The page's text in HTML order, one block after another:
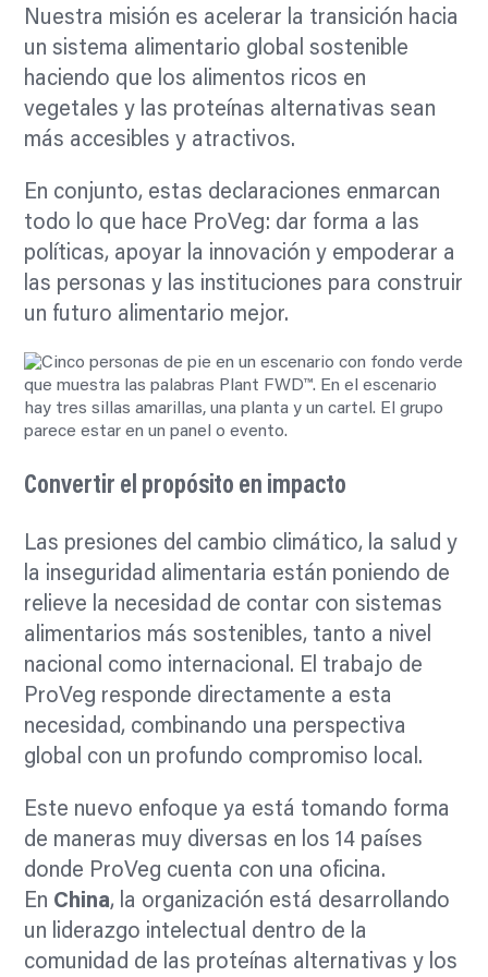
Nuestra misión es acelerar la transición hacia
un sistema alimentario global sostenible
haciendo que los alimentos ricos en
vegetales y las proteínas alternativas sean
más accesibles y atractivos.
En conjunto, estas declaraciones enmarcan
todo lo que hace ProVeg: dar forma a las
políticas, apoyar la innovación y empoderar a
las personas y las instituciones para construir
un futuro alimentario mejor.
Convertir el propósito en impacto
Las presiones del cambio climático, la salud y
la inseguridad alimentaria están poniendo de
relieve la necesidad de contar con sistemas
alimentarios más sostenibles, tanto a nivel
nacional como internacional. El trabajo de
ProVeg responde directamente a esta
necesidad, combinando una perspectiva
global con un profundo compromiso local.
Este nuevo enfoque ya está tomando forma
de maneras muy diversas en los 14 países
donde ProVeg cuenta con una oficina.
En China, la organización está desarrollando
un liderazgo intelectual dentro de la
comunidad de las proteínas alternativas y los